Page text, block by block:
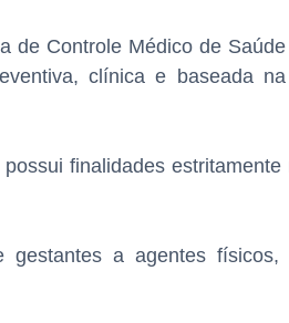
de Controle Médico de
clínica e baseada
finalidades
gestantes a agentes físicos,